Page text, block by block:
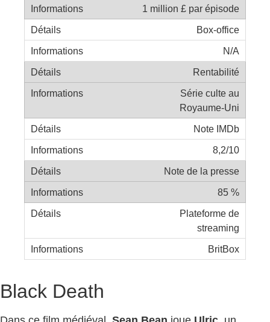
1 million £ par épisode
Box-office
N/A
Rentabilité
Série culte au
Royaume-Uni
Note IMDb
8,2/10
Note de la presse
85 %
Plateforme de
streaming
BritBox
Black Death